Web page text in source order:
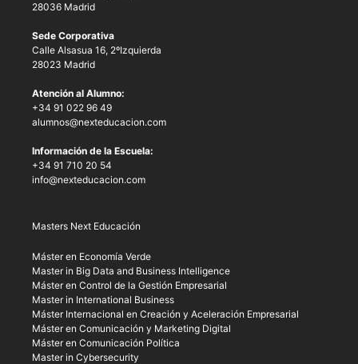
28036 Madrid
Sede Corporativa
Calle Alsasua 16, 2ºIzquierda
28023 Madrid
Atención al Alumno:
+34 91 022 96 49
alumnos@nexteducacion.com
Información de la Escuela:
+34 91 710 20 54
info@nexteducacion.com
Masters Next Educación
Máster en Economía Verde
Master in Big Data and Business Intelligence
Máster en Control de la Gestión Empresarial
Master in International Business
Máster Internacional en Creación y Aceleración Empresarial
Máster en Comunicación y Marketing Digital
Máster en Comunicación Política
Master in Cybersecurity